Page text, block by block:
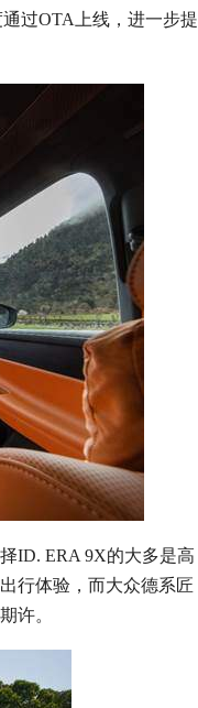
过OTA上线，进一步提
ID. ERA 9X的大多是高
行体验，而大众德系匠
许。